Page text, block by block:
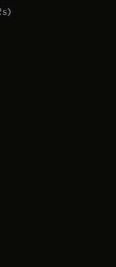
a new tab
tab
in a new tab